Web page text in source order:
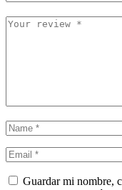
Guardar mi nombre,